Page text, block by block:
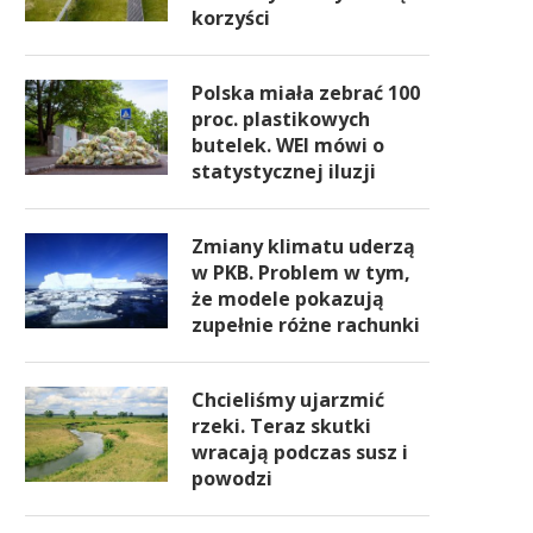
korzyści
Polska miała zebrać 100
proc. plastikowych
butelek. WEI mówi o
statystycznej iluzji
Zmiany klimatu uderzą
w PKB. Problem w tym,
że modele pokazują
zupełnie różne rachunki
Chcieliśmy ujarzmić
rzeki. Teraz skutki
wracają podczas susz i
powodzi